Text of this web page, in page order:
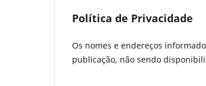
Política de Privacidade
Os nomes e endereços
publicação, não sendo